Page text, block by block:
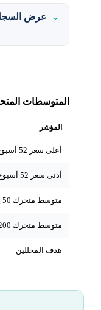
عرض السجل
المتوسطات
المؤشر
أعلى سعر 52 أسبوع
أدنى سعر 52 أسبوع
متوسط متحرك 50 يوم
متوسط متحرك 200 يوم
هدف المحللين